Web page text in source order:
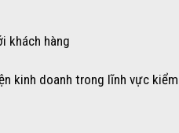
khách hàng
kinh doanh trong lĩnh vực kiểm